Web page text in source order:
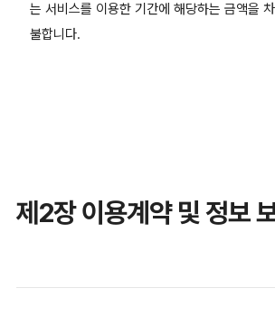
는 서비스를 이용한 기간에 해당하는 금액을
불합니다.
제2장 이용계약 및 정보